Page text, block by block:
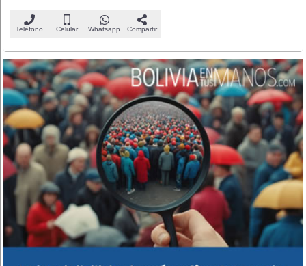
Teléfono Celular Whatsapp Compartir